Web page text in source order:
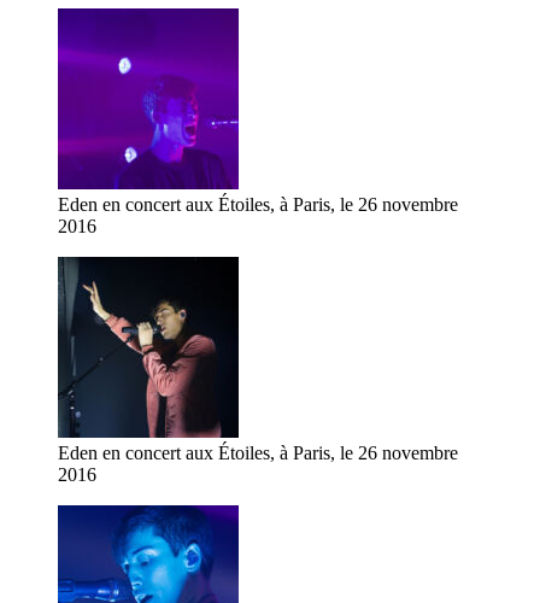
Eden en concert aux Étoiles, à Paris, le 26 novembre
2016
Eden en concert aux Étoiles, à Paris, le 26 novembre
2016